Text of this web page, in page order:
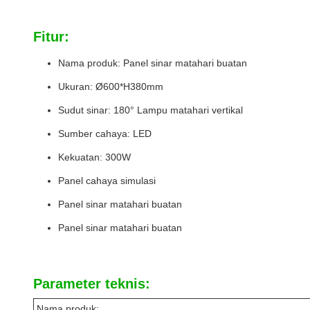
Fitur:
Nama produk: Panel sinar matahari buatan
Ukuran: Ø600*H380mm
Sudut sinar: 180° Lampu matahari vertikal
Sumber cahaya: LED
Kekuatan: 300W
Panel cahaya simulasi
Panel sinar matahari buatan
Panel sinar matahari buatan
Parameter teknis: